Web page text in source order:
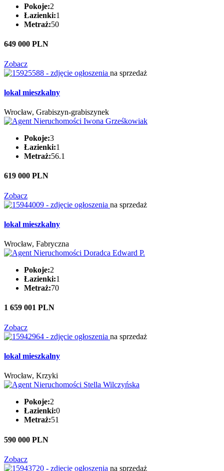
Pokoje:2
Łazienki:1
Metraż:50
649 000 PLN
Zobacz
na sprzedaż
lokal mieszkalny
Wrocław, Grabiszyn-grabiszynek
Pokoje:3
Łazienki:1
Metraż:56.1
619 000 PLN
Zobacz
na sprzedaż
lokal mieszkalny
Wrocław, Fabryczna
Pokoje:2
Łazienki:1
Metraż:70
1 659 001 PLN
Zobacz
na sprzedaż
lokal mieszkalny
Wrocław, Krzyki
Pokoje:2
Łazienki:0
Metraż:51
590 000 PLN
Zobacz
na sprzedaż